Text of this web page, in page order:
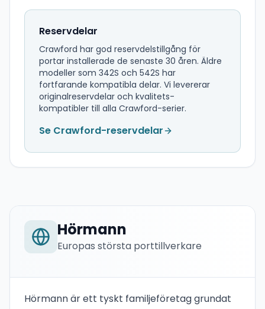
Reservdelar
Crawford har god reservdelstillgång för
portar installerade de senaste 30 åren. Äldre
modeller som 342S och 542S har
fortfarande kompatibla delar. Vi levererar
originalreservdelar och kvalitets-
kompatibler till alla Crawford-serier.
Se Crawford-reservdelar
Hörmann
Europas största porttillverkare
Hörmann är ett tyskt familjeföretag grundat